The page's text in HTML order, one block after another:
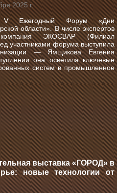
2025 г.
V Ежегодный Форум «Дни
области».В числе экспертов
ЭКОСВАР (Филиал
участниками форума выступила
— Ямщикова Евгения
она осветила ключевые
систем в промышленное
выставка «ГОРОД» в
новые технологии от